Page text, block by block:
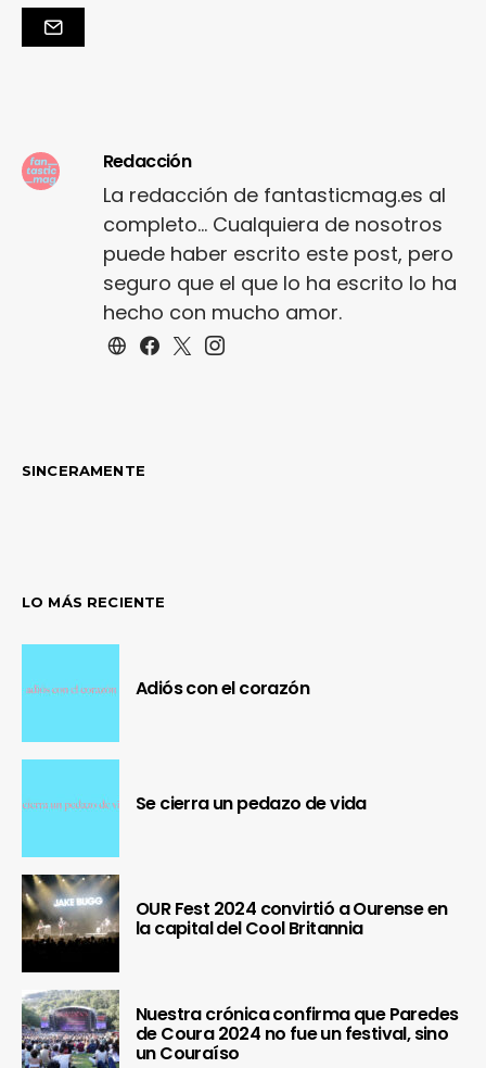
Redacción
La redacción de fantasticmag.es al
completo... Cualquiera de nosotros
puede haber escrito este post, pero
seguro que el que lo ha escrito lo ha
hecho con mucho amor.
SINCERAMENTE
LO MÁS RECIENTE
Adiós con el corazón
Se cierra un pedazo de vida
OUR Fest 2024 convirtió a Ourense en
la capital del Cool Britannia
Nuestra crónica confirma que Paredes
de Coura 2024 no fue un festival, sino
un Couraíso